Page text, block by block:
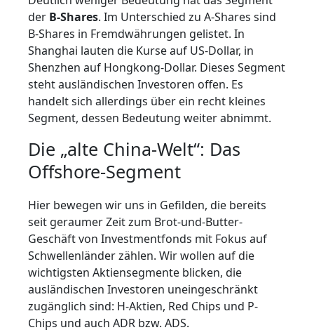
der B-Shares. Im Unterschied zu A-Shares sind
B-Shares in Fremdwährungen gelistet. In
Shanghai lauten die Kurse auf US-Dollar, in
Shenzhen auf Hongkong-Dollar. Dieses Segment
steht ausländischen Investoren offen. Es
handelt sich allerdings über ein recht kleines
Segment, dessen Bedeutung weiter abnimmt.
Die „alte China-Welt“: Das
Offshore-Segment
Hier bewegen wir uns in Gefilden, die bereits
seit geraumer Zeit zum Brot-und-Butter-
Geschäft von Investmentfonds mit Fokus auf
Schwellenländer zählen. Wir wollen auf die
wichtigsten Aktiensegmente blicken, die
ausländischen Investoren uneingeschränkt
zugänglich sind: H-Aktien, Red Chips und P-
Chips und auch ADR bzw. ADS.